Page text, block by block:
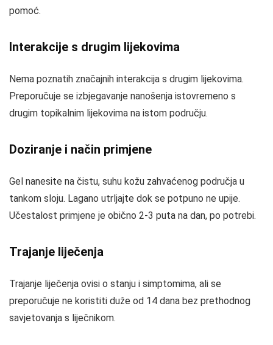
pomoć.
Interakcije s drugim lijekovima
Nema poznatih značajnih interakcija s drugim lijekovima.
Preporučuje se izbjegavanje nanošenja istovremeno s
drugim topikalnim lijekovima na istom području.
Doziranje i način primjene
Gel nanesite na čistu, suhu kožu zahvaćenog područja u
tankom sloju. Lagano utrljajte dok se potpuno ne upije.
Učestalost primjene je obično 2-3 puta na dan, po potrebi.
Trajanje liječenja
Trajanje liječenja ovisi o stanju i simptomima, ali se
preporučuje ne koristiti duže od 14 dana bez prethodnog
savjetovanja s liječnikom.